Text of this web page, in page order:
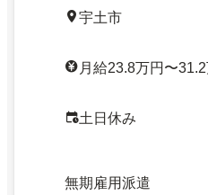
宇土市
月給23.8万円〜
土日休み
無期雇用派遣